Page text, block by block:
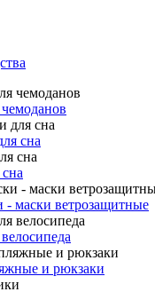
сна
- маски ветрозащитные
и рюкзаки